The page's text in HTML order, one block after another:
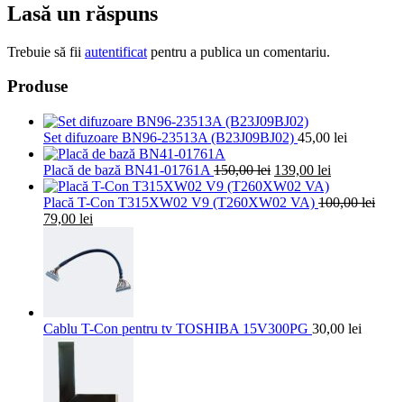
Lasă un răspuns
Trebuie să fii autentificat pentru a publica un comentariu.
Produse
Set difuzoare BN96-23513A (B23J09BJ02) 45,00 lei
Placă de bază BN41-01761A 150,00lei Prețul
inițial
a
139,00 lei
este:
Placă T-Con T315XW02 V9 (T260XW02 VA) 100,00lei
Prețul
fost:
100,00 lei.
79,00 lei
este:
79,00 lei.
Cablu T-Con pentru tv TOSHIBA 15V300PG 30,00 lei